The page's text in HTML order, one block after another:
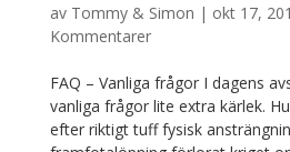
av Tommy & Simon | okt 17,
Kommentarer
FAQ – Vanliga frågor I dagens
vanliga frågor lite extra kärlek.
efter riktigt tuff fysisk